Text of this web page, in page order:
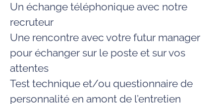
Un échange téléphonique avec notre
recruteur
Une rencontre avec votre futur manager
pour échanger sur le poste et sur vos
attentes
Test technique et/ou questionnaire de
personnalité en amont de l’entretien